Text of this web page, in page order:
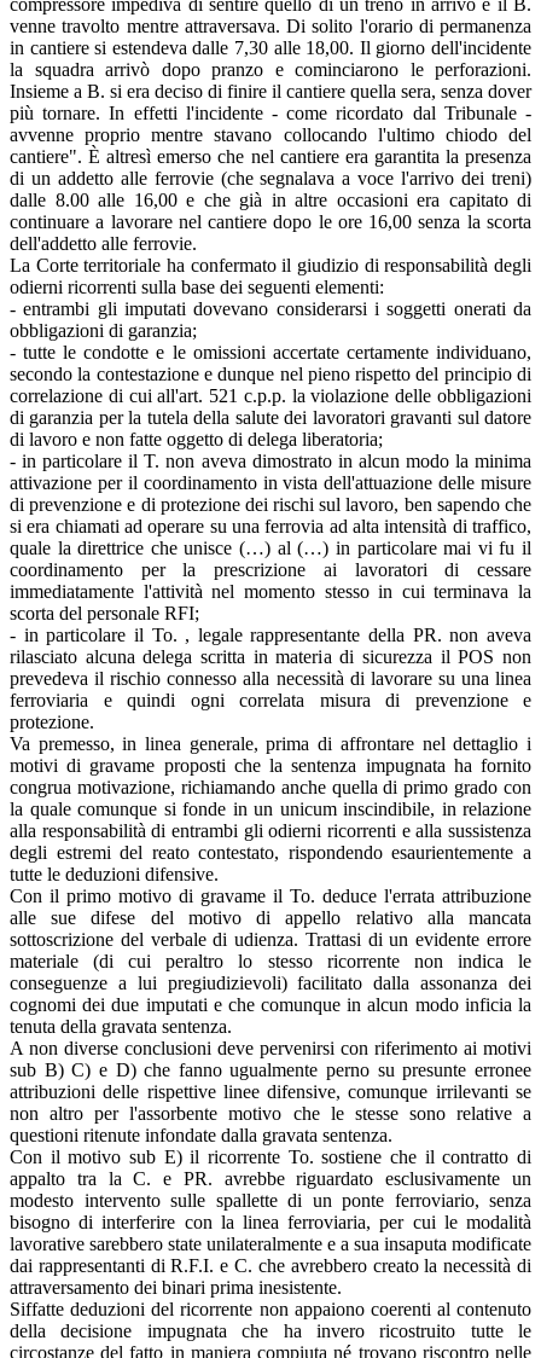
venne travolto mentre attraversava. Di solito l'orario di permanenza
in cantiere si estendeva dalle 7,30 alle 18,00. Il giorno dell'incidente
la squadra arrivò dopo pranzo e cominciarono le perforazioni.
Insieme a B. si era deciso di finire il cantiere quella sera, senza dover
più tornare. In effetti l'incidente - come ricordato dal Tribunale -
avvenne proprio mentre stavano collocando l'ultimo chiodo del
cantiere". È altresì emerso che nel cantiere era garantita la presenza
di un addetto alle ferrovie (che segnalava a voce l'arrivo dei treni)
dalle 8.00 alle 16,00 e che già in altre occasioni era capitato di
continuare a lavorare nel cantiere dopo le ore 16,00 senza la scorta
dell'addetto alle ferrovie.
La Corte territoriale ha confermato il giudizio di responsabilità degli
odierni ricorrenti sulla base dei seguenti elementi:
- entrambi gli imputati dovevano considerarsi i soggetti onerati da
obbligazioni di garanzia;
- tutte le condotte e le omissioni accertate certamente individuano,
secondo la contestazione e dunque nel pieno rispetto del principio di
correlazione di cui all'art. 521 c.p.p. la violazione delle obbligazioni
di garanzia per la tutela della salute dei lavoratori gravanti sul datore
di lavoro e non fatte oggetto di delega liberatoria;
- in particolare il T. non aveva dimostrato in alcun modo la minima
attivazione per il coordinamento in vista dell'attuazione delle misure
di prevenzione e di protezione dei rischi sul lavoro, ben sapendo che
si era chiamati ad operare su una ferrovia ad alta intensità di traffico,
quale la direttrice che unisce (…) al (…) in particolare mai vi fu il
coordinamento per la prescrizione ai lavoratori di cessare
immediatamente l'attività nel momento stesso in cui terminava la
scorta del personale RFI;
- in particolare il To. , legale rappresentante della PR. non aveva
rilasciato alcuna delega scritta in materia di sicurezza il POS non
prevedeva il rischio connesso alla necessità di lavorare su una linea
ferroviaria e quindi ogni correlata misura di prevenzione e
protezione.
Va premesso, in linea generale, prima di affrontare nel dettaglio i
motivi di gravame proposti che la sentenza impugnata ha fornito
congrua motivazione, richiamando anche quella di primo grado con
la quale comunque si fonde in un unicum inscindibile, in relazione
alla responsabilità di entrambi gli odierni ricorrenti e alla sussistenza
degli estremi del reato contestato, rispondendo esaurientemente a
tutte le deduzioni difensive.
Con il primo motivo di gravame il To. deduce l'errata attribuzione
alle sue difese del motivo di appello relativo alla mancata
sottoscrizione del verbale di udienza. Trattasi di un evidente errore
materiale (di cui peraltro lo stesso ricorrente non indica le
conseguenze a lui pregiudizievoli) facilitato dalla assonanza dei
cognomi dei due imputati e che comunque in alcun modo inficia la
tenuta della gravata sentenza.
A non diverse conclusioni deve pervenirsi con riferimento ai motivi
sub B) C) e D) che fanno ugualmente perno su presunte erronee
attribuzioni delle rispettive linee difensive, comunque irrilevanti se
non altro per l'assorbente motivo che le stesse sono relative a
questioni ritenute infondate dalla gravata sentenza.
Con il motivo sub E) il ricorrente To. sostiene che il contratto di
appalto tra la C. e PR. avrebbe riguardato esclusivamente un
modesto intervento sulle spallette di un ponte ferroviario, senza
bisogno di interferire con la linea ferroviaria, per cui le modalità
lavorative sarebbero state unilateralmente e a sua insaputa modificate
dai rappresentanti di R.F.I. e C. che avrebbero creato la necessità di
attraversamento dei binari prima inesistente.
Siffatte deduzioni del ricorrente non appaiono coerenti al contenuto
della decisione impugnata che ha invero ricostruito tutte le
circostanze del fatto in maniera compiuta né trovano riscontro nelle